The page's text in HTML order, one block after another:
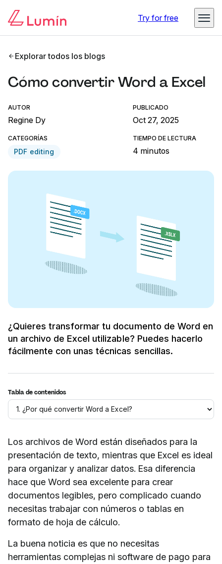
Try for free
Explorar todos los blogs
Cómo convertir Word a Excel
AUTOR
Regine Dy
PUBLICADO
Oct 27, 2025
CATEGORÍAS
PDF editing
TIEMPO DE LECTURA
4 minutos
¿Quieres transformar tu documento de Word en
un archivo de Excel utilizable? Puedes hacerlo
fácilmente con unas técnicas sencillas.
Tabla de contenidos
Los archivos de Word están diseñados para la
presentación de texto, mientras que Excel es ideal
para organizar y analizar datos. Esa diferencia
hace que Word sea excelente para crear
documentos legibles, pero complicado cuando
necesitas trabajar con números o tablas en
formato de hoja de cálculo.
La buena noticia es que no necesitas
herramientas complejas ni software de pago para